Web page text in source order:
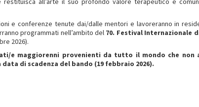
e conferenze tenute dai/dalle mentori e lavoreranno in
programmati nell’ambito del 70. Festival Internazionale
2026).
e maggiorenni provenienti da tutto il mondo che non
di scadenza del bando (19 febbraio 2026).